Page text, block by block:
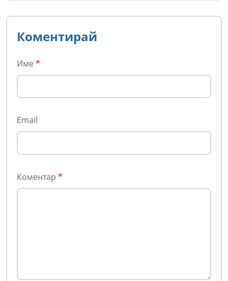
Коментирай
Име *
Email
Коментар *